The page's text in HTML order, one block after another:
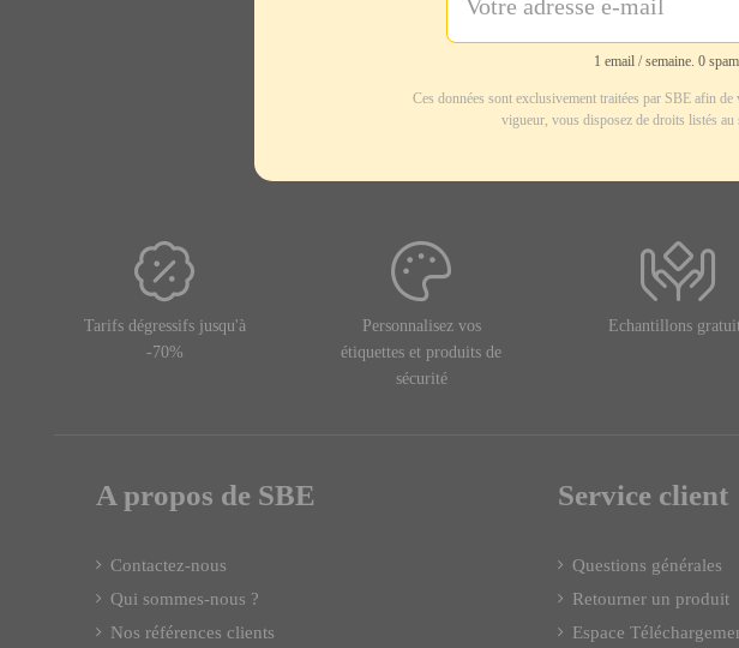
1 email / semaine. 0
Ces données sont exclusivement traitées par SBE afin
vigueur, vous disposez de droits listés au
Tarifs dégressifs jusqu'à
-70%
Personnalisez vos
étiquettes et produits de
sécurité
Echantillons
A propos de SBE
Contactez-nous
Qui sommes-nous ?
Nos références clients
Service client
Questions générales
Retourner un produit
Espace